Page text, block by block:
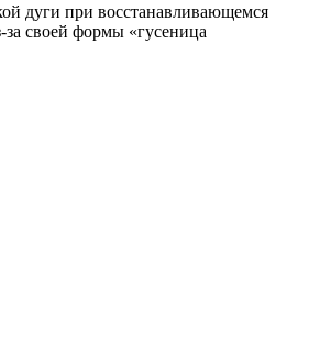
дуги при восстанавливающемся
за своей формы «гусеница